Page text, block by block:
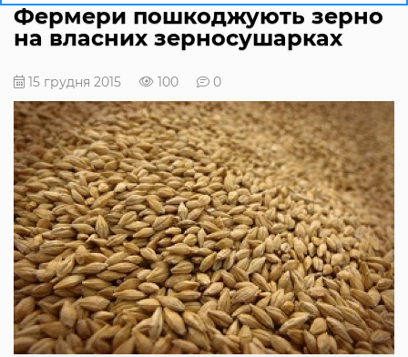
Фермери пошкоджують зерно
на власних зерносушарках
15 грудня 2015 100 0